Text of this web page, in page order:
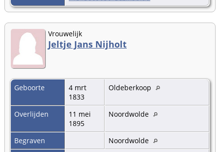
Vrouwelijk
Jeltje Jans Nijholt
Geboorte
4 mrt
1833
Oldeberkoop
Overlijden
11 mei
1895
Noordwolde
Begraven
Noordwolde